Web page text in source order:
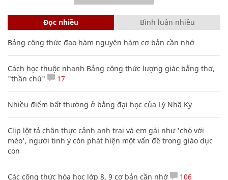
Đọc nhiều Bình luận nhiều
Bảng công thức đạo hàm nguyên hàm cơ bản cần nhớ
Cách học thuộc nhanh Bảng công thức lượng giác bằng thơ,
"thần chú"
17
Nhiều điểm bất thường ở bằng đại học của Lý Nhã Kỳ
Clip lột tả chân thực cảnh anh trai và em gái như 'chó với
mèo', người tinh ý còn phát hiện một vấn đề trong giáo dục
con
Các công thức hóa học lớp 8, 9 cơ bản cần nhớ 106